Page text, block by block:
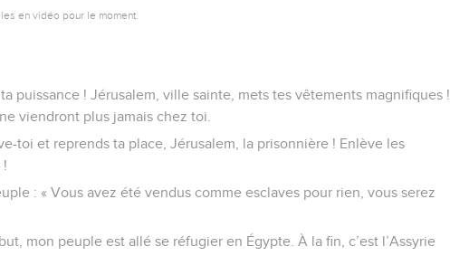
en vidéo pour le moment.
puissance ! Jérusalem, ville sainte, mets tes vêtements magnifiques !
viendront plus jamais chez toi.
toi et reprends ta place, Jérusalem, la prisonnière ! Enlève les
!
: « Vous avez été vendus comme esclaves pour rien, vous serez
mon peuple est allé se réfugier en Égypte. À la fin, c’est l’Assyrie